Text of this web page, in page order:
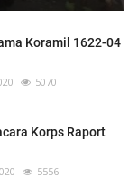
Koramil 1622-04
5070
Korps Raport
5556